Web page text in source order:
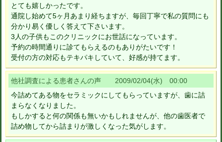
とても嬉しかったです。
通院し始めて5ヶ月あまり経ちますが、毎回丁寧で私の質問にも
分かり易く優しく答えて下さいます。
3人の子供もこのクリニックにお世話になっています。
予約の時間通りに診てもらえるのもありがたいです！
受付の方の対応もテキパキしていて、好感が持てます。
他社調査による患者さんの声 2009/02/04(水) 00:00
今詰めてある物をセラミックにしてもらっていますが、歯に詰
まらなくなりました。
もしかすると何の関係も無いかもしれませんが、他の歯医者で
詰め物してから詰まりが激しくなった気がします。